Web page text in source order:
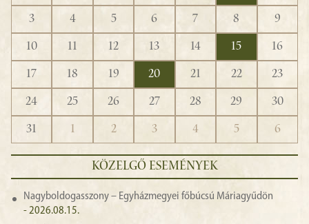
3
4 5 6 7 8
9
10
11 12 13 14 15
16
17
18 19 20 21 22
23
24
25 26 27 28 29
30
31
1 2 3 4 5 6
KÖZELGŐ ESEMÉNYEK
Nagyboldogasszony – Egyházmegyei főbúcsú Máriagyűdön
- 2026.08.15.